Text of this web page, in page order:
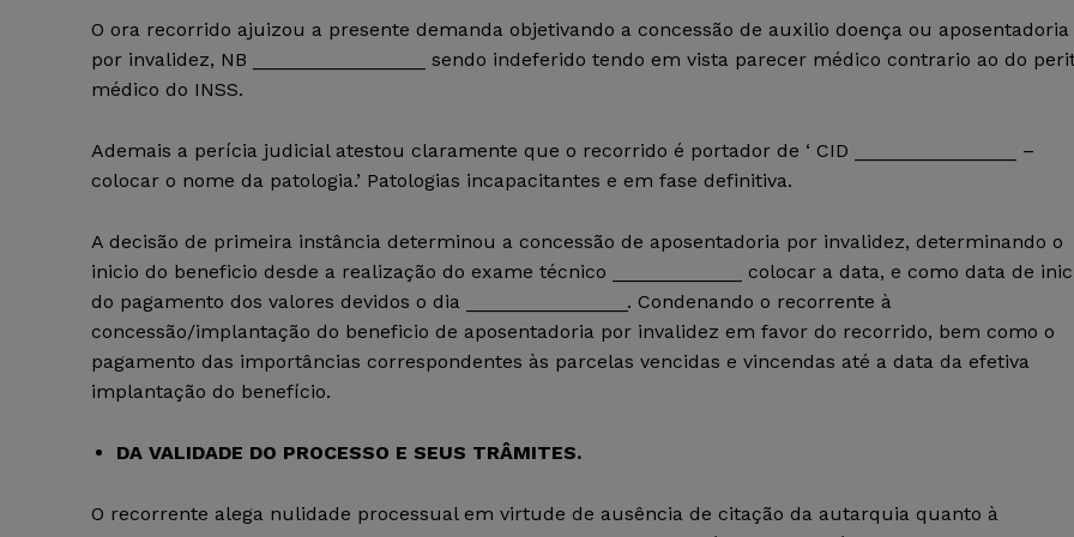
O ora recorrido ajuizou a presente demanda objetivando a concessão de auxilio doença ou aposentadoria
por invalidez, NB ________________ sendo indeferido tendo em vista parecer médico contrario ao do
médico do INSS.
Ademais a perícia judicial atestou claramente que o recorrido é portador de ‘ CID _______________ –
colocar o nome da patologia.’ Patologias incapacitantes e em fase definitiva.
A decisão de primeira instância determinou a concessão de aposentadoria por invalidez, determinando o
inicio do beneficio desde a realização do exame técnico ____________ colocar a data, e como data de
do pagamento dos valores devidos o dia _______________. Condenando o recorrente à
concessão/implantação do beneficio de aposentadoria por invalidez em favor do recorrido, bem como o
pagamento das importâncias correspondentes às parcelas vencidas e vincendas até a data da efetiva
implantação do benefício.
DA VALIDADE DO PROCESSO E SEUS TRÂMITES.
O recorrente alega nulidade processual em virtude de ausência de citação da autarquia quanto à